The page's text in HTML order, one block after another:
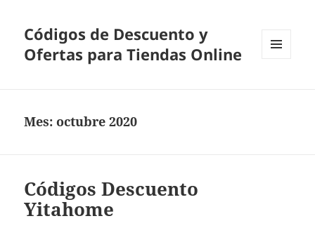
Códigos de Descuento y
Ofertas para Tiendas Online
Mes:octubre 2020
Códigos Descuento
Yitahome